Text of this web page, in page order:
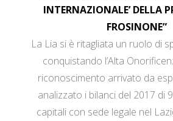
INTERNAZIONALE’ DELLA
FROSINONE”
La Lia si è ritagliata un ruolo di
conquistando l’Alta
riconoscimento arrivato da
analizzato i bilanci del 2017 di
capitali con sede legale nel